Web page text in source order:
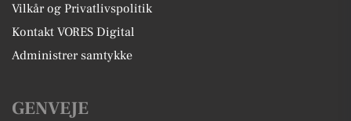
Vilkår og Privatlivspolitik
Kontakt VORES Digital
Administrer samtykke
GENVEJE